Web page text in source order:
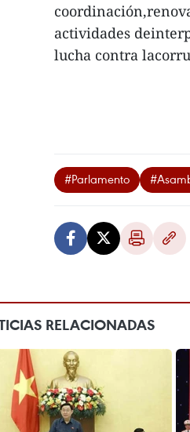
actividades
lucha contra
#Parlamento
RELACIONADAS